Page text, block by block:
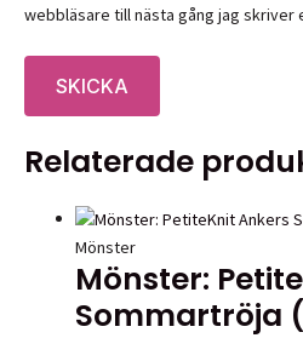
webbläsare till nästa gång jag skriver
Relaterade
Mönster
Mönster:
Sommartröja